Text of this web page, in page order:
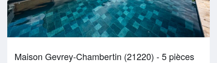
Maison Gevrey-Chambertin (21220) - 5 pièces